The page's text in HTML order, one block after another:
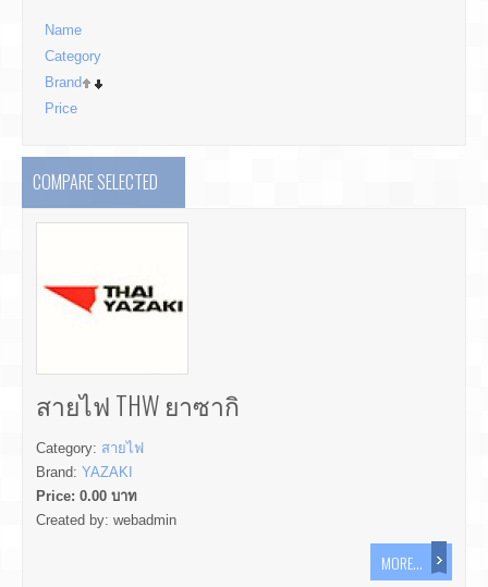
Name
Category
Brand
Price
COMPARE SELECTED
สายไฟ THW ยาซากิ
Category: สายไฟ
Brand: YAZAKI
Price: 0.00 บาท
Created by: webadmin
MORE...